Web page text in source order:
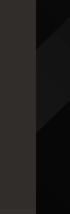
traiter
Nous
et sans
ses
Global